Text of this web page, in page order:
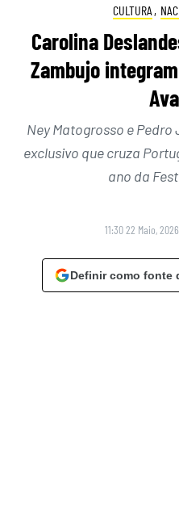
CULTURA ,
Carolina
Zambujo
Ney Matogrosso e
exclusivo que cruza
ano da
11:30 22 Maio, 2026
Definir como fonte